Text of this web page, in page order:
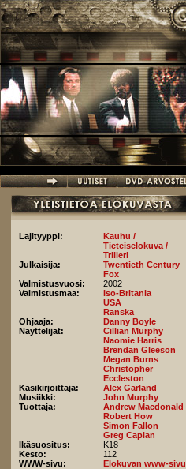
Hyppää pääsisältöön
Lajityyppi:
Kauhu /
Tieteiselokuva /
Trilleri
Julkaisija:
Twentieth Century
Fox
Valmistusvuosi:
2002
Valmistusmaa:
Iso-Britania
USA
Ranska
Ohjaaja:
Danny Boyle
Näyttelijät:
Cillian Murphy
Naomie Harris
Brendan Gleeson
Megan Burns
Christopher
Eccleston
Käsikirjoittaja:
Alex Garland
Musiikki:
John Murphy
Tuottaja:
Andrew Macdonald
Robert How
Simon Fallon
Greg Caplan
Ikäsuositus:
K18
Kesto:
112
WWW-sivu:
Elokuvan www-sivu